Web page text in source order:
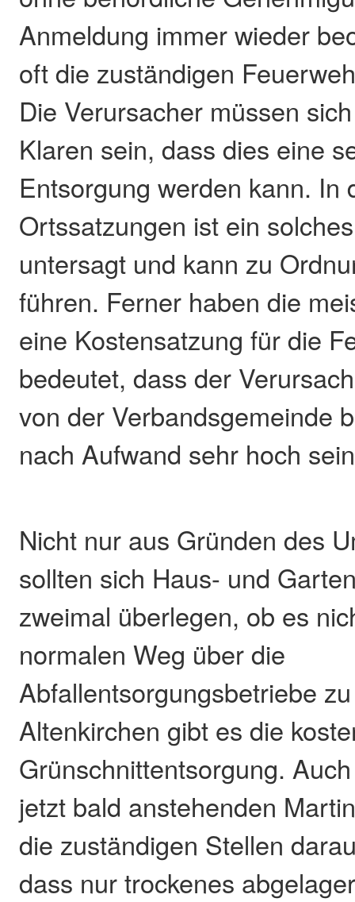
Anmeldung immer wieder
oft die zuständigen
Die Verursacher müssen
Klaren sein, dass dies eine
Entsorgung werden kann. In
Ortssatzungen ist ein
untersagt und kann zu
führen. Ferner haben die
eine Kostensatzung für die
bedeutet, dass der
von der Verbandsgemeinde
nach Aufwand sehr hoch
Nicht nur aus Gründen des
sollten sich Haus- und
zweimal überlegen, ob es
normalen Weg über die
Abfallentsorgungsbetriebe
Altenkirchen gibt es die
Grünschnittentsorgung.
jetzt bald anstehenden
die zuständigen Stellen
dass nur trockenes